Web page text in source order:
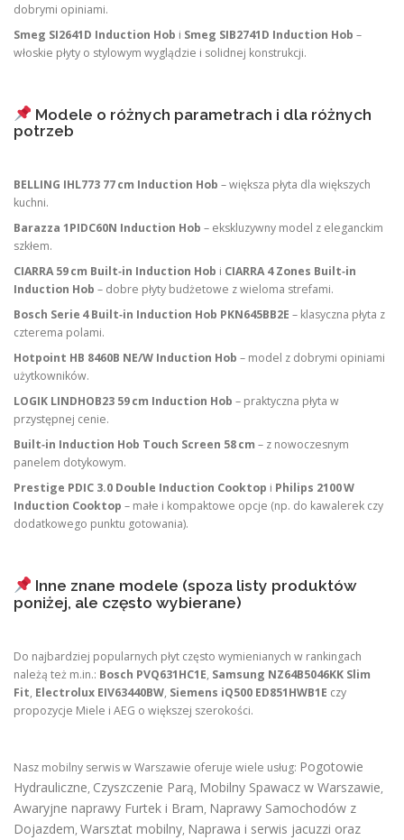
dobrymi opiniami.
Smeg SI2641D Induction Hob i Smeg SIB2741D Induction Hob –
włoskie płyty o stylowym wyglądzie i solidnej konstrukcji.
Modele o różnych parametrach i dla różnych
potrzeb
BELLING IHL773 77 cm Induction Hob – większa płyta dla większych
kuchni.
Barazza 1PIDC60N Induction Hob – ekskluzywny model z eleganckim
szkłem.
CIARRA 59 cm Built‑in Induction Hob i CIARRA 4 Zones Built‑in
Induction Hob – dobre płyty budżetowe z wieloma strefami.
Bosch Serie 4 Built‑in Induction Hob PKN645BB2E – klasyczna płyta z
czterema polami.
Hotpoint HB 8460B NE/W Induction Hob – model z dobrymi opiniami
użytkowników.
LOGIK LINDHOB23 59 cm Induction Hob – praktyczna płyta w
przystępnej cenie.
Built‑in Induction Hob Touch Screen 58 cm – z nowoczesnym
panelem dotykowym.
Prestige PDIC 3.0 Double Induction Cooktop i Philips 2100 W
Induction Cooktop – małe i kompaktowe opcje (np. do kawalerek czy
dodatkowego punktu gotowania).
Inne znane modele (spoza listy produktów
poniżej, ale często wybierane)
Do najbardziej popularnych płyt często wymienianych w rankingach
należą też m.in.: Bosch PVQ631HC1E, Samsung NZ64B5046KK Slim
Fit, Electrolux EIV63440BW, Siemens iQ500 ED851HWB1E czy
propozycje Miele i AEG o większej szerokości.
Nasz mobilny serwis w Warszawie oferuje wiele usług: Pogotowie
Hydrauliczne, Czyszczenie Parą, Mobilny Spawacz w Warszawie,
Awaryjne naprawy Furtek i Bram, Naprawy Samochodów z
Dojazdem, Warsztat mobilny, Naprawa i serwis jacuzzi oraz